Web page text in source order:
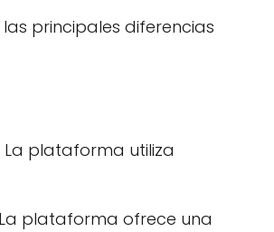
principales diferencias
plataforma utiliza
plataforma ofrece una